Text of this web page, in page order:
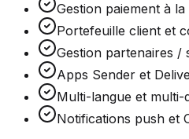
Gestion paiement à
Portefeuille client et
Gestion partenaires /
Apps Sender et
Multi-langue et multi-
Notifications push et